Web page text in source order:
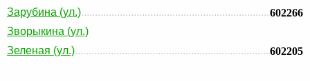
Зарубина (ул.)
602266
Зворыкина (ул.)
Зеленая (ул.)
602205